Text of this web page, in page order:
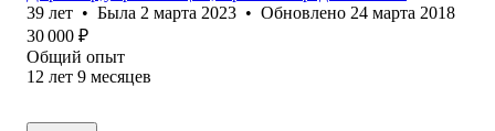
39 лет • Была 2 марта 2023 • Обновлено 24 марта 2018
30 000 ₽
Общий опыт
12 лет 9 месяцев